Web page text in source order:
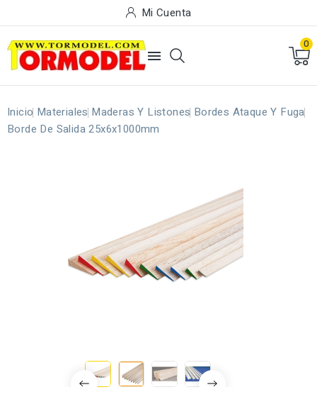
Mi Cuenta

0
Inicio Materiales Maderas Y Listones Bordes Ataque Y Fuga
Borde De Salida 25x6x1000mm